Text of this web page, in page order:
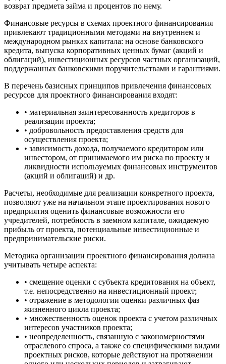
возврат предмета займа и процентов по нему.
Финансовые ресурсы в схемах проектного финансирования
привлекают традиционными методами на внутреннем и
международном рынках капитала: на основе банковского
кредита, выпуска корпоративных ценных бумаг (акций и
облигаций), инвестиционных ресурсов частных организаций,
поддержанных банковскими поручительствами и гарантиями.
В перечень базисных принципов привлечения финансовых
ресурсов для проектного финансирования входят:
• материальная заинтересованность кредиторов в
реализации проекта;
• добровольность предоставления средств для
осуществления проекта;
• зависимость дохода, получаемого кредитором или
инвестором, от принимаемого им риска по проекту и
ликвидности используемых финансовых инструментов
(акций и облигаций) и др.
Расчеты, необходимые для реализации конкретного проекта,
позволяют уже на начальном этапе проектирования нового
предприятия оценить финансовые возможности его
учредителей, потребность в заемном капитале, ожидаемую
прибыль от проекта, потенциальные инвестиционные и
предпринимательские риски.
Методика организации проектного финансирования должна
учитывать четыре аспекта:
• смещение оценки с субъекта кредитования на объект,
т.е. непосредственно на инвестиционный проект;
• отражение в методологии оценки различных фаз
жизненного цикла проекта;
• множественность оценок проекта с учетом различных
интересов участников проекта;
• неопределенность, связанную с закономерностями
отраслевого спроса, а также со специфическими видами
проектных рисков, которые действуют на протяжении